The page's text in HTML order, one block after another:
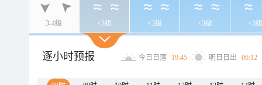
3-4级 <3级 <3级 <3级 <3级
逐小时预报 今日日落 19:45 明日日出 06:12